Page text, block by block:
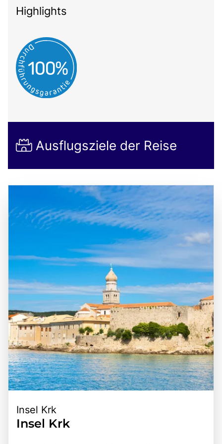
Highlights
Ausflugsziele der Reise
Insel Krk
Insel Krk